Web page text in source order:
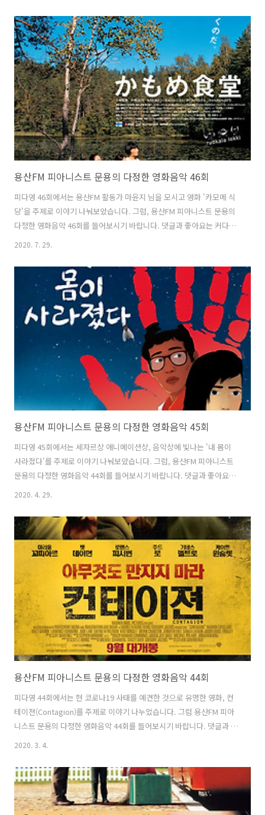
니스트 문용의 다정한 영화음악 47회 - 사이드웨이 [용산FM] 피아니스트
문용의 다정한 영화음악 47회 - 사이드웨이 [용산FM] 진행: 문용 / 게스
트: 만게TAra / 기술: 노원마을미디어지원센터 채우석 주임 *영화 : 사이
드웨이 (Side way , 2004) - ◇ 한줄거리 : 와인 www.podty.me
www.podbbang.co..
용산FM 피아니스트 문용의 다정한 영화음악 46회
피다영 46회에서는 용산FM 활동가 마윤지 님을 모시고 영화 '카모메 식
당'을 주제로 이야기 나눠보았습니다. 그럼, 용산FM 피아니스트 문용의
다정한 영화음악 46회를 들어보시기 바랍니다. 댓글과 좋아요는 커다란
힘이 됩니다 :) www.podty.me/episode/14232234 피아니스트 문용
정한 영화음악 46회 - 카모메 식당 [용산FM] * 진행: 문용 / 게스트: 만게
TAra, 마윤지 / 기술: 문용 ◈영화 : 카모메 식당 (Kamome Dinner ,
2006) - ◇ 한줄거리 : 일본인이 핀란드에서 www.podty.me
www.podbbang.com/ch/7604?e=23629267 2020-07-28 피아니스
트 ..
2020. 7. 29.
용산FM 피아니스트 문용의 다정한 영화음악 45회
피다영 45회에서는 세자르상 애니메이션상, 음악상에 빛나는 '내 몸이
사라졌다'를 주제로 이야기 나눠보았습니다. 그럼, 용산FM 피아니스트
문용의 다정한 영화음악 44회를 들어보시기 바랍니다. 댓글과 좋아요는
커다란 힘이 됩니다 :) www.podty.me/episode/14231848 피아니스
트 문용의 다정한 영화음악 45회 - 내 몸이 사라졌다 [용산FM] * 진행: 문
용 / 게스트: 만게TAra / 기술: 문용 ◈영화 : 내 몸이 사라졌다 ( I Lost
My Body, 2019) - ◇ 한줄거리 : 내 손이 나를 찾아� www.podty.me
http://www.podbbang.com/ch/7604?e=23495602 20..
2020. 4. 29.
용산FM 피아니스트 문용의 다정한 영화음악 44회
피다영 44회에서는 현 코로나19 사태를 예견한 것으로 유명한 영화, 컨
테이젼(Contagion)를 주제로 이야기 나누었습니다. 그럼 용산FM 피아
니스트 문용의 다정한 영화음악 44회를 들어보시기 바랍니다. 댓글과 좋
아요는 커다란 힘이 됩니다 :) www.podty.me/episode/14231397 피
문용의 다정한 영화음악 44회 - 컨테이젼 [용산FM] * 진행: 문용 / 게스
트: 만게TAra / 기술: 문용 피다영 44회에서는 현 코로나19 사태를 예견
한 것으로 유명한 영화, 컨테이젼(Contagion)를 � www.podty.me
http://m.podbbang.com/ch/episode/7604?e=23410298 용산F..
2020. 3. 4.